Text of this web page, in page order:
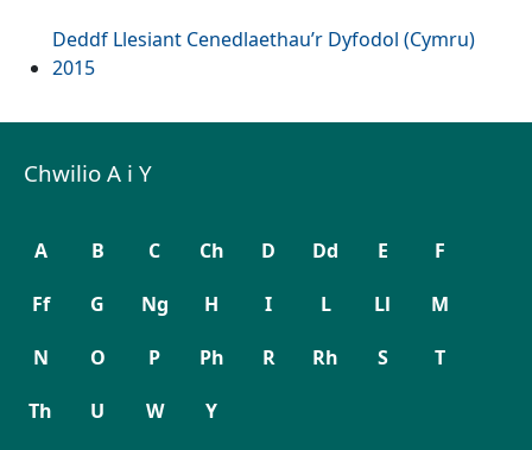
Deddf Llesiant Cenedlaethau’r Dyfodol (Cymru)
2015
Chwilio A i Y
A B C Ch D Dd E F
Ff G Ng H I L Ll M
N O P Ph R Rh S T
Th U W Y